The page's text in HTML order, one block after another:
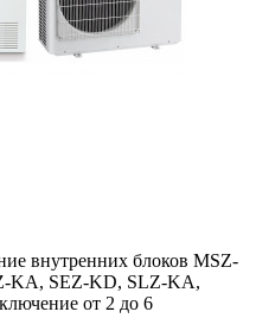
внутренних блоков MSZ-
KA, SEZ-KD, SLZ-KA,
от 2 до 6